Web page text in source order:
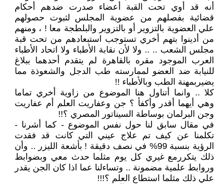
أنه قد أوي تحت القبة أعضاء صدرت ضدهم أحكام
قضائية بفصلهم من عضوية المجلس لثبوت حصولهم
علي العضوية بالتزوير أو بالتزوير والبلطجة معا ! ، ومنهم
من أدينوا بتهم أخري تستوجب استبعادهم من تحت قبة
مجلس الشعب .. .. ولا لأن نقابة الأطباء ولا اتحاد الأطباء
العرب الموجود مقره بالقاهرة لم يتقدم أحدهما ببلاغ
للنيابة ضد العضو لممارسته طب الدجل والشعوذة مما
يضيربمهنة الطب وبالأطباء !!
كلا .. وانما أتناول هنا الموضوع من زاوية أخري تماما
وهي أيهما أقدر وأكفأ ؟ جن وعفاريت العلم أم عفاريت
وجن البرلمان بوساطة السيناتور المصري ؟!!
في مقال سابق لنا حول نفس الموضوع - كما أشرنا -
تكلمنا عن كيف تم علاج عيني التي كانت قد فقدت
الرؤية بنسبة 99% في نصف دقيقة ! بأشعة الليزر .. وأن
ذلك يتكررمع غيري كل يوم مثلما حدث معي وبضوابط
وروابط علمية مضمونة .. وتساءلنا عما اذا كان الجن يقدر
علي ذلك مثلما استطاع العلم ؟!!!